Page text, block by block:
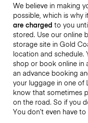
We believe in making
possible, which is why
are charged to you
stored. Use our online
storage site in Gold
location and schedule.
shop or book online in
an advance booking
your luggage in one of
know that sometimes
on the road. So if you
You don’t even have